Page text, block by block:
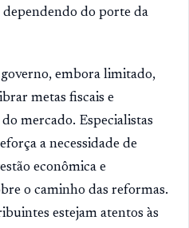
dependendo do porte da
embora limitado,
metas fiscais e
mercado. Especialistas
a necessidade de
econômica e
o caminho das reformas.
estejam atentos às